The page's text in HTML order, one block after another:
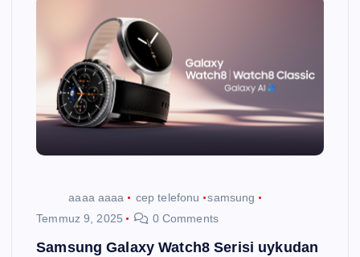
aaaa aaaa cep telefonu
samsung
Temmuz 9, 2025
0 Comments
Samsung Galaxy Watch8 Serisi uykudan